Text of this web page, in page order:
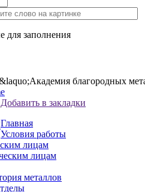
для заполнения
Добавить в закладки
Главная
Условия работы
лицам
лицам
металлов